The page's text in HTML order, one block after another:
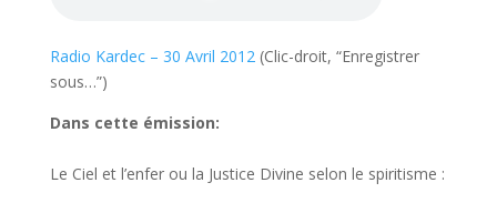
Radio Kardec – 30 Avril 2012 (Clic-droit, “Enregistrer
sous…”)
Dans cette émission:
Le Ciel et l’enfer ou la Justice Divine selon le spiritisme :